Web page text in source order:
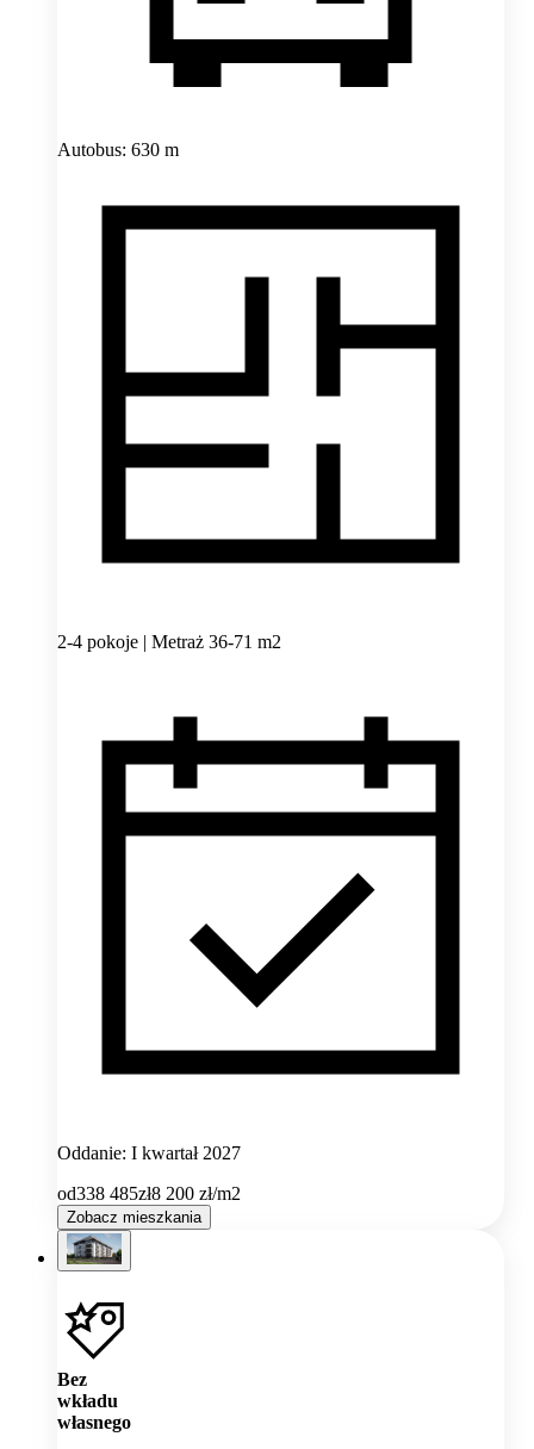
Autobus: 630 m
2-4 pokoje | Metraż 36-71 m2
Oddanie: I kwartał 2027
od338 485zł8 200 zł/m2
Zobacz mieszkania
Bez
wkładu
własnego